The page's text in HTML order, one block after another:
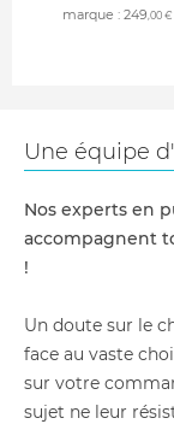
marque : 249,00 €
Une équipe
Nos experts en
accompagnent
!
Un doute sur le
face au vaste
sur votre
sujet ne leur